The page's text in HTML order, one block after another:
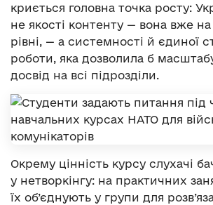
криється головна точка росту:
не якості контенту — вона вже
рівні, — а системності й єдиної
роботи, яка дозволила б
досвід на всі підрозділи.
Окрему цінність курсу слухачі
у нетворкінгу: на практичних
їх об’єднують у групи для